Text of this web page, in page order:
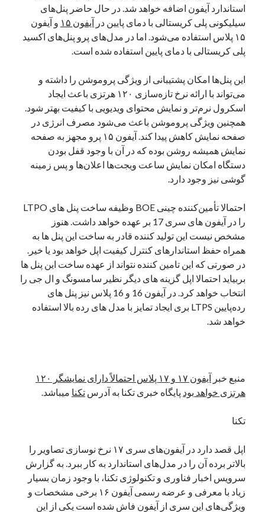
ژانویه 2026
دسامبر 2025
نوامبر 2025
آگوست 2025
ژوئن 2025
می 2025
آوریل 2025
مارس 2025
فوریه 2025
ژانویه 2025
دسامبر 2024
نوامبر 2024
سپتامبر 2024
آگوست 2024
جولای 2024
ژوئن 2024
می 2024
آوریل 2024
مارس 2024
فوریه 2024
ژانویه 2024
سپتامبر 2023
آگوست 2023
دسامبر 2022
دسته‌ها
اپل
دسته‌بندی نشده
استاندارد آیفون اضافه خواهد شد. در حال حاضر پنل‌های
سیلیکونی پلی کریستالی با دمای پایین درآیفون ۱۵
و آیفون
۱۵ پلاس استفاده می‌شود. اما در مدل‌های پرو پنل‌های اکسید
پلی کریستالی با دمای پایین استفاده شده است.
این پنل‌ها امکان پشتیبانی از ویژگی پروموشن را داشته و
می‌تواند با ارائه نرخ تازه‌سازی ۱۲۰ هرتزی باعث ایجاد
اسکرول نرم‌تر و نمایش محتوای ویدیویی با کیفیت بهتر شود.
همچنین ویژگی پروموشن باعث می‌شود مصرف انرژی در
صفحه نمایش کاهش پیدا کند. آیفون ۱۵ پرو مجهز به صفحه
نمایش همیشه روشن بوده که در آن با وجود قفل بودن
دستگاه امکان نمایش ساعت ویجت‌ها اعلان‌ها و پس زمینه
گوشی نیز وجود دارد.
احتمالا تأمین‌کننده چینی BOE وظیفه ساخت پنل های LTPO
را در آیفون های سری 17 بر عهده خواهد داشت. هنوز
مشخص نیست این تولید کننده قادر به ساخت این پنل ها به
همراه حفظ استاندارهای کنترل کیفیت اپل خواهد بود یا خیر.
در صورتی که این تامین کننده نتواند از عهده ساخت این پنل ها
بربیاید احتمالا اپل گزینه های دیگر نظیر سامسونگ و ال جی را
انتخاب خواهد کرد. در آیفون 16 و 16 پلاس نیز پنل های
رده‌پایین LTPS بری ایجاد تمایز با مدل های رده بالا استفاده
خواهد شد.
منبع خبر
آیفون ۱۷ و ۱۷ پلاس احتمالاً دارای نمایشگر ۱۲۰
هرتزی خواهد بود پایگاه خبری تکنا به آدرستکنا میباشد.
تکنا
اپل قصد دارد در آیفون‌های سری ۱۷ نرخ نوسازی تصاویر را
بالاتر برده آن را در مدل‌های استاندارد به کار ببرد. به گزارش
سرویس اخبار فناوری و تکنولوژی تکنا، با وجود زمان بسیار
زیاد با معرفی و عرضه رسمی آیفون ۱۶ برخی مشخصات و
ویژگی‌های این سری از آیفون فاش شده است یکی از این